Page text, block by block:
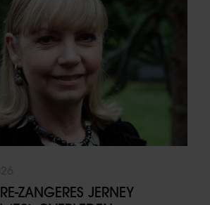
ZANGERES JERNEY